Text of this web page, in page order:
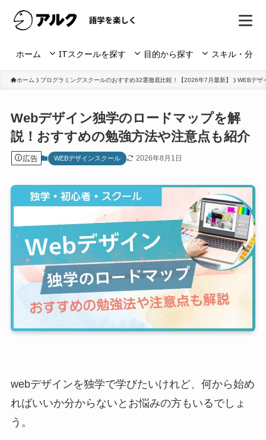
ホーム ITスクールを探す 目的から探す スキル・分野
ホーム プログラミングスクールのおすすめ32選徹底比較！【2026年7月最新】 WEBデザ
Webデザイン独学のロードマップを解
説！おすすめの勉強方法や注意点も紹介
広告 WEBデザインスクール 2026年8月1日
webデザインを独学で学びたいけれど、何から始め
ればいいか分からないとお悩みの方もいるでしょ
う。